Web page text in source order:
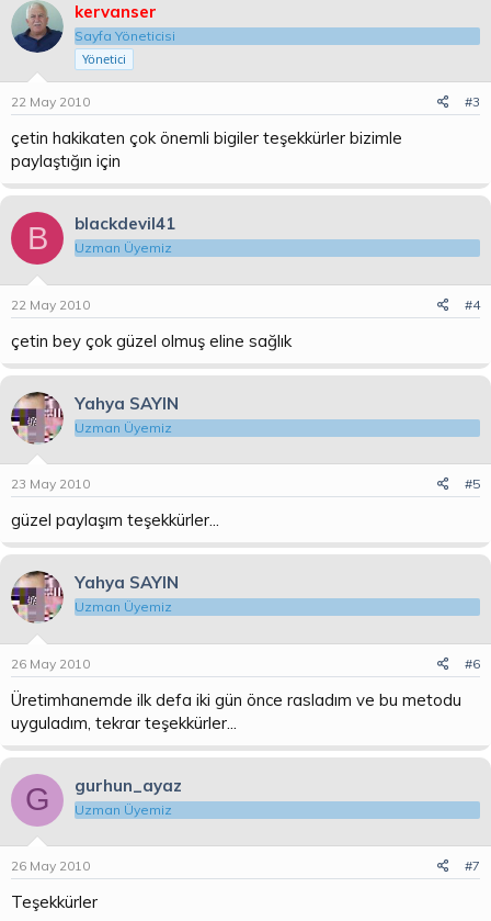
kervanser
Sayfa Yöneticisi
Yönetici
22 May 2010 #3
çetin hakikaten çok önemli bigiler teşekkürler bizimle
paylaştığın için
B blackdevil41
Uzman Üyemiz
22 May 2010 #4
çetin bey çok güzel olmuş eline sağlık
Yahya SAYIN
Uzman Üyemiz
23 May 2010 #5
güzel paylaşım teşekkürler...
Yahya SAYIN
Uzman Üyemiz
26 May 2010 #6
Üretimhanemde ilk defa iki gün önce rasladım ve bu metodu
uyguladım, tekrar teşekkürler...
G gurhun_ayaz
Uzman Üyemiz
26 May 2010 #7
Teşekkürler